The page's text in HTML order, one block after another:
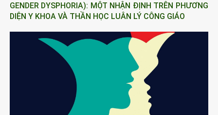
GENDER DYSPHORIA): MỘT NHẬN ĐỊNH TRÊN PHƯƠNG
DIỆN Y KHOA VÀ THẦN HỌC LUÂN LÝ CÔNG GIÁO